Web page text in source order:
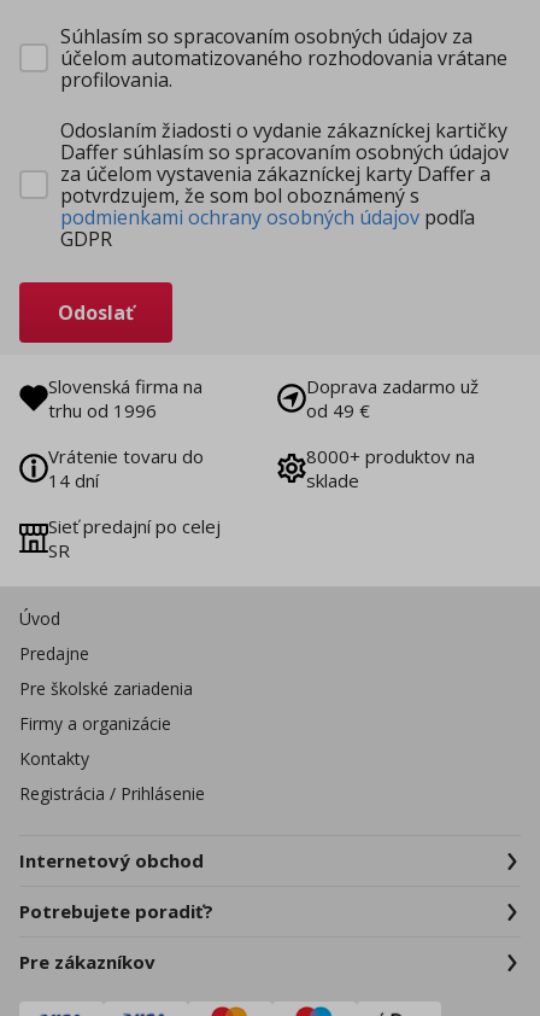
Súhlasím so spracovaním osobných údajov za
účelom automatizovaného rozhodovania vrátane
profilovania.
Odoslaním žiadosti o vydanie zákazníckej kartičky
Daffer súhlasím so spracovaním osobných údajov
za účelom vystavenia zákazníckej karty Daffer a
potvrdzujem, že som bol oboznámený s
podmienkami ochrany osobných údajov podľa
GDPR
Odoslať
Slovenská firma na
trhu od 1996
Doprava zadarmo už
od 49 €
Vrátenie tovaru do
14 dní
8000+ produktov na
sklade
Sieť predajní po celej
SR
Úvod
Predajne
Pre školské zariadenia
Firmy a organizácie
Kontakty
Registrácia / Prihlásenie
Internetový obchod
Potrebujete poradiť?
Pre zákazníkov